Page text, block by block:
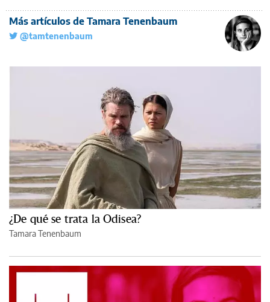
Más artículos de Tamara Tenenbaum
@tamtenenbaum
¿De qué se trata la Odisea?
Tamara Tenenbaum